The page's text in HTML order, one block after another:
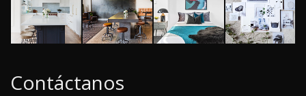
Contáctanos